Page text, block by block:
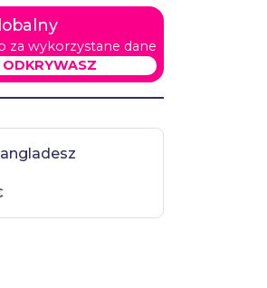
za wykorzystane dane
ODKRYWASZ